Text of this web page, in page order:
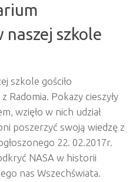
szkole
szkole gościło
Pokazy cieszyły
wzięło w nich udział
poszerzyć swoją wiedzę z
22. 02.2017r.
NASA w historii
nas Wszechświata.